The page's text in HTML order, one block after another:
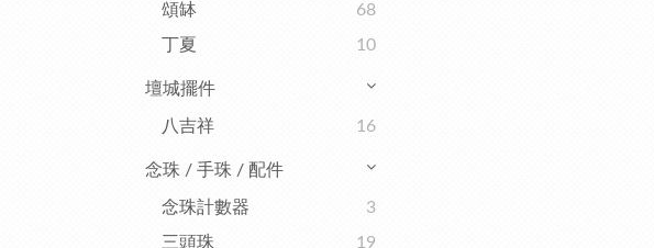
頌缽
68
丁夏
10
壇城擺件
八吉祥 16
念珠 / 手珠 / 配件
念珠計數器
3
三頭珠
19